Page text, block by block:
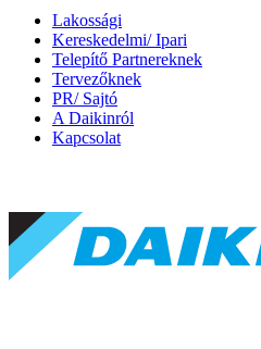
Lakossági
Kereskedelmi/ Ipari
Telepítő Partnereknek
Tervezőknek
PR/ Sajtó
A Daikinról
Kapcsolat